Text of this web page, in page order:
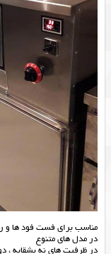
مناسب برای فست فود ها و
در مدل های متنوع